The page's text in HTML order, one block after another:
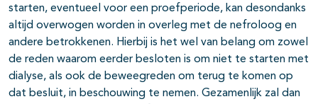
starten, eventueel voor een proefperiode, kan desondanks
altijd overwogen worden in overleg met de nefroloog en
andere betrokkenen. Hierbij is het wel van belang om zowel
de reden waarom eerder besloten is om niet te starten met
dialyse, als ook de beweegreden om terug te komen op
dat besluit, in beschouwing te nemen. Gezamenlijk zal dan